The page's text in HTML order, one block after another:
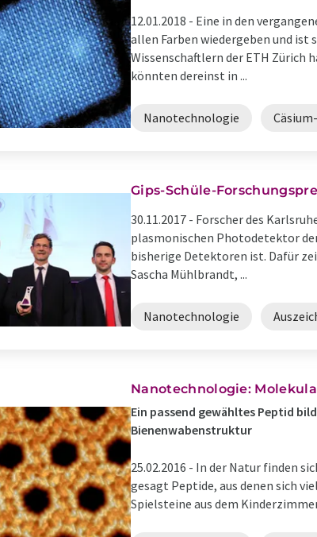
12.01.2018 - Eine in den
allen Farben wiedergeben und
Wissenschaftlern der ETH Zürich
könnten dereinst in ...
Nanotechnologie
Gips-Schüle-
30.11.2017 - Forscher des
plasmonischen Photodetektor
bisherige Detektoren ist. Dafür
Sascha Mühlbrandt, ...
Nanotechnologie
Nanotechnologie:
Ein passend gewähltes Peptid
Bienenwabenstruktur
25.02.2016 - In der Natur finden
gesagt Peptide, aus denen sich
Spielsteine aus dem